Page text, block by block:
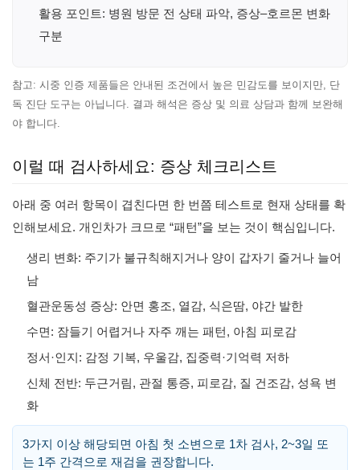
활용 포인트: 병원 방문 전 상태 파악, 증상–호르몬 변화
구분
참고: 시중 인증 제품들은 안내된 조건에서 높은 민감도를 보이지만, 단
독 진단 도구는 아닙니다. 결과 해석은 증상 및 의료 상담과 함께 보완해
야 합니다.
이럴 때 검사하세요: 증상 체크리스트
아래 중 여러 항목이 겹친다면 한 번쯤 테스트로 현재 상태를 확
인해보세요. 개인차가 크므로 “패턴”을 보는 것이 핵심입니다.
생리 변화: 주기가 불규칙해지거나 양이 갑자기 줄거나 늘어
남
혈관운동성 증상: 안면 홍조, 열감, 식은땀, 야간 발한
수면: 잠들기 어렵거나 자주 깨는 패턴, 아침 피로감
정서·인지: 감정 기복, 우울감, 집중력·기억력 저하
신체 전반: 두근거림, 관절 통증, 피로감, 질 건조감, 성욕 변
화
3가지 이상 해당되면 아침 첫 소변으로 1차 검사, 2~3일 또
는 1주 간격으로 재검을 권장합니다.